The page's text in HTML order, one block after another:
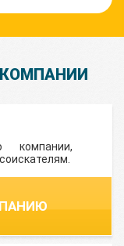
компании,